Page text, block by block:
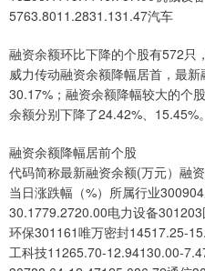
5763.8011.2831.131.47汽车
融资余额环比下降的个股有572只
威力传动融资余额降幅居首，最
30.17%；融资余额降幅较大的个
余额分别下降了24.42%、15.45%
融资余额降幅居前个股
代码简称最新融资余额(万元）融
当日涨跌幅（%）所属行业
30.1779.2720.00电力设备
环保301161唯万密封14517.25-
工科技11265.70-12.94130.00-